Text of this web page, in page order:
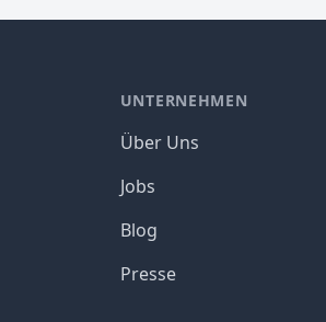
UNTERNEHMEN
Über Uns
Jobs
Blog
Presse